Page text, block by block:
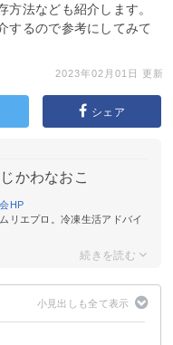
法なども紹介します。
するので参考にしてみて
2023年02月01日 更新
シェア
かわなおこ
HP
リエプロ。冷凍生活アドバイ